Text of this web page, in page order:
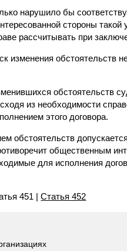
нарушило бы
стороны такой
рассчитывать при
изменения обстоятельств
обстоятельств
из необходимости
этого договора.
обстоятельств
общественным
для исполнения
451 |Статья 452